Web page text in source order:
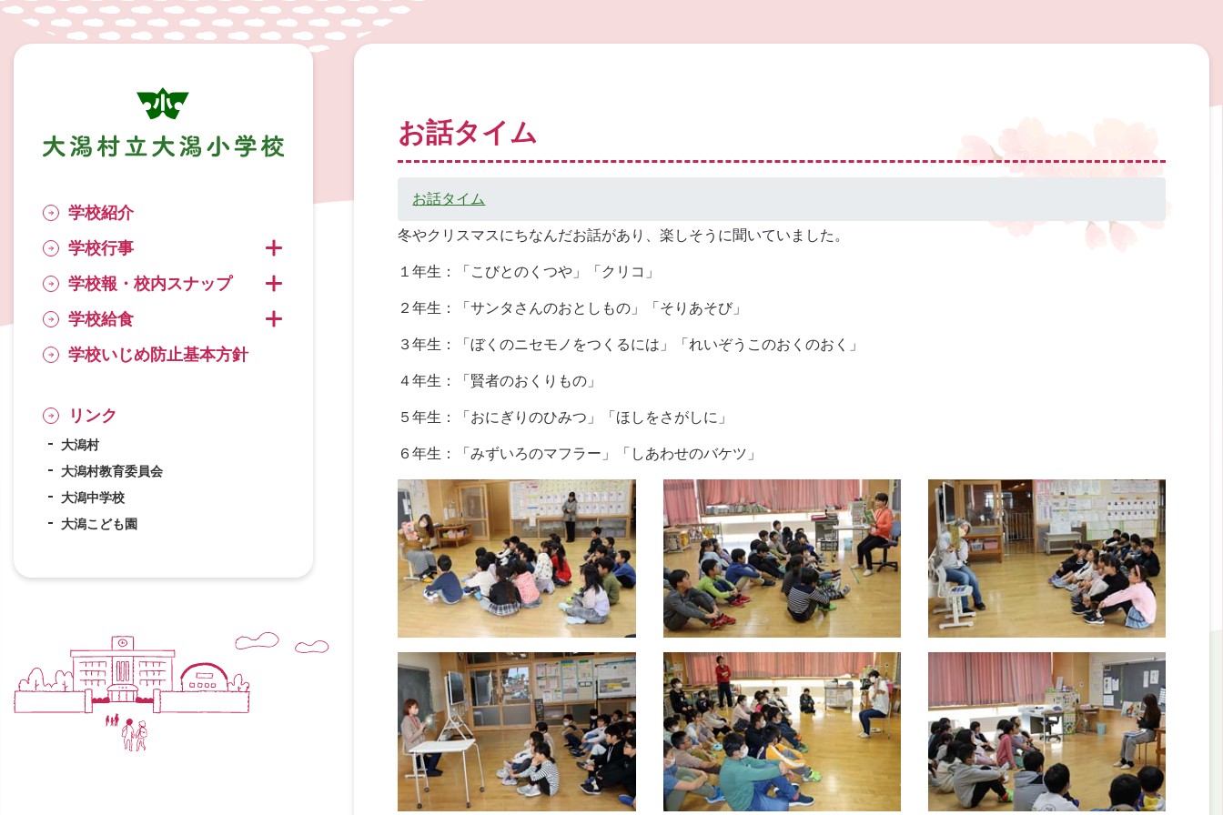
学校紹介
学校行事
学校行事の子ページ一覧
学校報・校内スナップ
学校報・校内スナップの子ページ一覧
学校給食
学校給食の子ページ一覧
学校いじめ防止基本方針
リンク
大潟村
大潟村教育委員会
大潟中学校
大潟こども園
お話タイム
お話タイム
冬やクリスマスにちなんだお話があり、楽しそうに聞いていました。
１年生：「こびとのくつや」「クリコ」
２年生：「サンタさんのおとしもの」「そりあそび」
３年生：「ぼくのニセモノをつくるには」「れいぞうこのおくのおく」
４年生：「賢者のおくりもの」
５年生：「おにぎりのひみつ」「ほしをさがしに」
６年生：「みずいろのマフラー」「しあわせのバケツ」